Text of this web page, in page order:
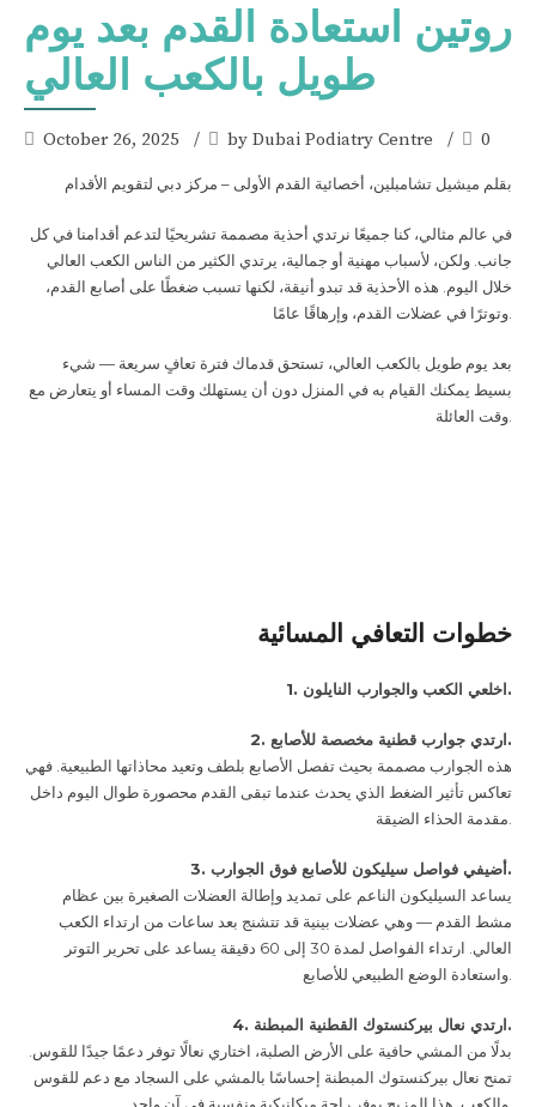
روتين استعادة القدم بعد يوم
طويل بالكعب العالي
October 26, 2025 by Dubai Podiatry Centre 0
بقلم ميشيل تشامبلين، أخصائية القدم الأولى – مركز دبي لتقويم الأقدام
في عالم مثالي، كنا جميعًا نرتدي أحذية مصممة تشريحيًا لتدعم أقدامنا في كل
جانب. ولكن، لأسباب مهنية أو جمالية، يرتدي الكثير من الناس الكعب العالي
خلال اليوم. هذه الأحذية قد تبدو أنيقة، لكنها تسبب ضغطًا على أصابع القدم،
بعد يوم طويل بالكعب العالي، تستحق قدماك فترة تعافٍ سريعة — شيء
بسيط يمكنك القيام به في المنزل دون أن يستهلك وقت المساء أو يتعارض مع
خطوات التعافي المسائية
1. اخلعي الكعب والجوارب النايلون.
2. ارتدي جوارب قطنية مخصصة للأصابع.
هذه الجوارب مصممة بحيث تفصل الأصابع بلطف وتعيد محاذاتها الطبيعية. فهي
تعاكس تأثير الضغط الذي يحدث عندما تبقى القدم محصورة طوال اليوم داخل
3. أضيفي فواصل سيليكون للأصابع فوق الجوارب.
يساعد السيليكون الناعم على تمديد وإطالة العضلات الصغيرة بين عظام
مشط القدم — وهي عضلات بينية قد تتشنج بعد ساعات من ارتداء الكعب
العالي. ارتداء الفواصل لمدة 30 إلى 60 دقيقة يساعد على تحرير التوتر
4. ارتدي نعال بيركنستوك القطنية المبطنة.
بدلًا من المشي حافية على الأرض الصلبة، اختاري نعالًا توفر دعمًا جيدًا للقوس.
تمنح نعال بيركنستوك المبطنة إحساسًا بالمشي على السجاد مع دعم للقوس